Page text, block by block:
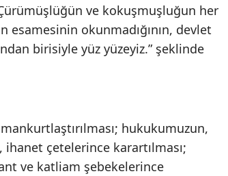
ve kokuşmuşluğun her
okunmadığının, devlet
birisiyle yüz yüzeyiz.” şeklinde
hukukumuzun,
çetelerince karartılması;
ve katliam şebekelerince